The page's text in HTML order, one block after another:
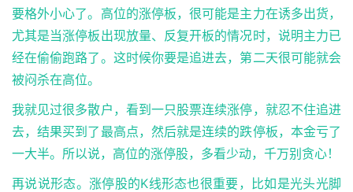
要格外小心了。高位的涨停板，很可能是主力在诱多出货，
尤其是当涨停板出现放量、反复开板的情况时，说明主力已
经在偷偷跑路了。这时候你要是追进去，第二天很可能就会
被闷杀在高位。
我就见过很多散户，看到一只股票连续涨停，就忍不住追进
去，结果买到了最高点，然后就是连续的跌停板，本金亏了
一大半。所以说，高位的涨停股，多看少动，千万别贪心！
再说说形态。涨停股的K线形态也很重要，比如是光头光脚